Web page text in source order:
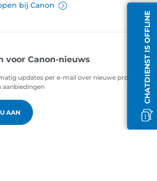
CHATDIENST IS OFFLINE
bij Canon
voor Canon-nieuws
updates per e-mail over nieuwe producten,
aanbiedingen
AAN